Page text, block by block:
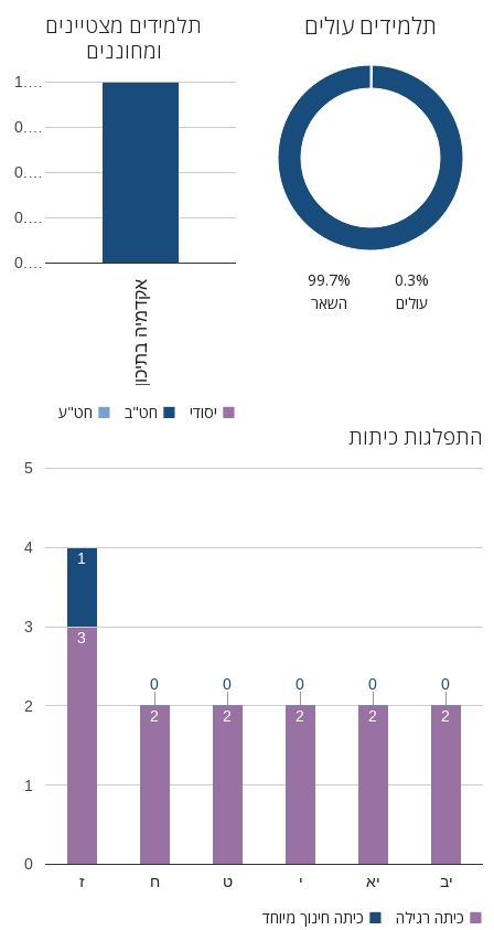
תלמידים עולים
0.3%
עולים
99.7%
השאר
תלמידים מצטיינים
ומחוננים
אקדמיה בתיכון
0.…
0.…
0.…
0.…
1.…
■ יסודי ■ חט"ב ■ חט"ע
התפלגות כיתות
ז ח ט י יא יב
0
1
2
3
4
5
3
2 2 2 2 2
1
0 0 0 0 0
■ כיתה רגילה ■ כיתה חינוך מיוחד